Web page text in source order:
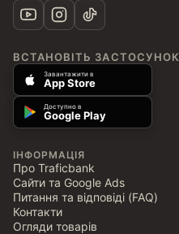
ВСТАНОВІТЬ ЗАСТОСУНОК
Завантажити в
App Store
Доступно в
Google Play
ІНФОРМАЦІЯ
Про Traficbank
Сайти та Google Ads
Питання та відповіді (FAQ)
Контакти
Огляди товарів